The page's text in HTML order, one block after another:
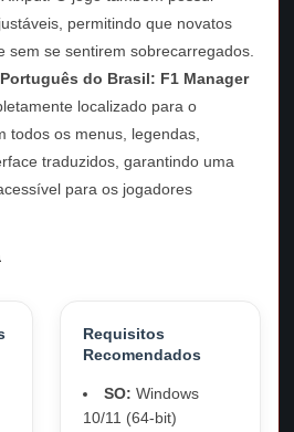
permitindo que novatos
sem se sentirem sobrecarregados.
do Brasil: F1 Manager
localizado para o
todos os menus, legendas,
traduzidos, garantindo uma
para os jogadores
Requisitos
Recomendados
SO: Windows
10/11 (64-bit)